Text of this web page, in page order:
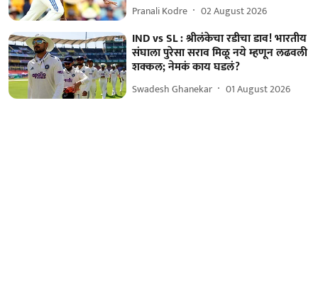
Pranali Kodre 02 August 2026
IND vs SL : श्रीलंकेचा रडीचा डाव! भारतीय
संघाला पुरेसा सराव मिळू नये म्हणून लढवली
शक्कल; नेमकं काय घडलं?
Swadesh Ghanekar 01 August 2026